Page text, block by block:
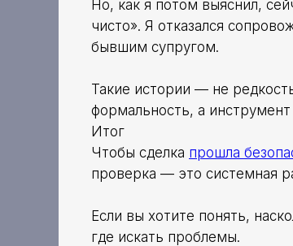
Но, как я потом выяснил,
чисто». Я отказался
бывшим супругом.
Такие истории — не
формальность, а
Итог
Чтобы сделка прошла
проверка — это системная
Если вы хотите понять,
где искать проблемы.